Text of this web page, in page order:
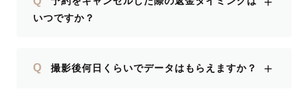
いつですか？
Q 撮影後何日くらいでデータはもらえますか？ ＋